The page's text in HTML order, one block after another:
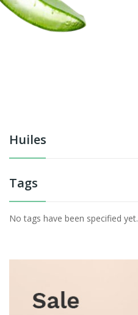
Huiles
Tags
No tags have been specified yet.